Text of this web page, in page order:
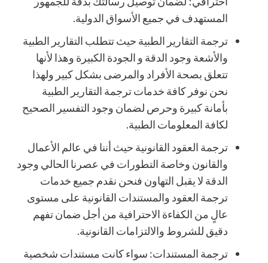
المستهدف في جميع الأسواق الدولية.
ترجمة التقارير الطبية حيث تتطلب التقارير الطبية
والأشعة وجود الدقة و الجودة الكبيرة وهذا لأنها
تتعلق بصحة الأفراد والمرضى بشكل كبير ولهذا
نحن نوفر كافة خدمات ترجمة التقارير الطبية
بأمانة كبيرة وحرص لضمان وجود التفسير الصحيح
لكافة المعلومات الطبية.
ترجمة العقود القانونية حيث أننا في عالم الأعمال
والقانون وخاصة التطورات في عصرنا الحالي وجود
الدقة لا يقبل التهاون فنحن نقدم جميع خدمات
ترجمة العقود والمستندات القانونية على مستوى
عالٍ من الكفاءة الاحترافية من أجل ضمان تفهم
دقيق للشروط والالتزامات القانونية.
ترجمة المستندات: سواء كانت مستندات شخصية